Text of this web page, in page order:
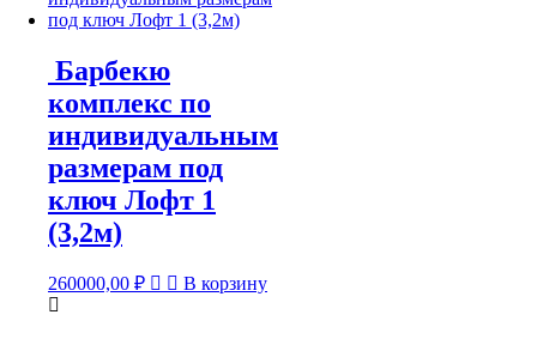
Барбекю
комплекс по
индивидуальным
размерам под
ключ Лофт 1
(3,2м)
260000,00 ₽ В корзину